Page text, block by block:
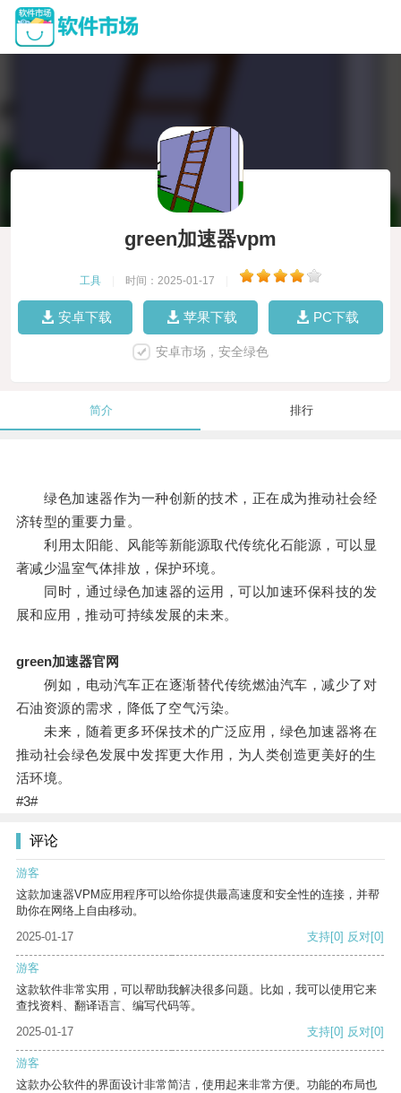
green加速器vpm
工具 时间：2025-01-17
安卓下载 苹果下载 PC下载
安卓市场，安全绿色
简介 排行
绿色加速器作为一种创新的技术，正在成为推动社会经
济转型的重要力量。
利用太阳能、风能等新能源取代传统化石能源，可以显
著减少温室气体排放，保护环境。
同时，通过绿色加速器的运用，可以加速环保科技的发
展和应用，推动可持续发展的未来。
green加速器官网
例如，电动汽车正在逐渐替代传统燃油汽车，减少了对
石油资源的需求，降低了空气污染。
未来，随着更多环保技术的广泛应用，绿色加速器将在
推动社会绿色发展中发挥更大作用，为人类创造更美好的生
活环境。
#3#
评论
游客
这款加速器VPM应用程序可以给你提供最高速度和安全性的连接，并帮
助你在网络上自由移动。
2025-01-17
支持[0] 反对[0]
游客
这款软件非常实用，可以帮助我解决很多问题。比如，我可以使用它来
查找资料、翻译语言、编写代码等。
2025-01-17
支持[0] 反对[0]
游客
这款办公软件的界面设计非常简洁，使用起来非常方便。功能的布局也